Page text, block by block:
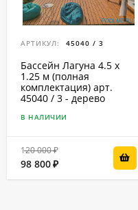
АРТИКУЛ: 45040 / 3
Бассейн Лагуна 4.5 х
1.25 м (полная
комплектация) арт.
45040 / 3 - дерево
В НАЛИЧИИ
120 000 ₽
98 800₽